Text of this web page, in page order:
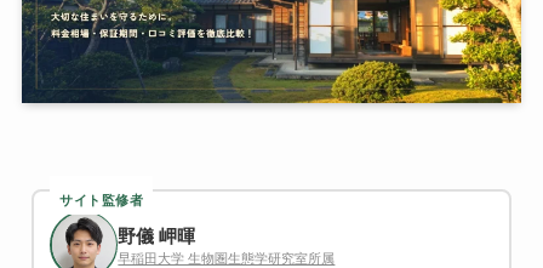
サイト監修者
野儀 岬暉
早稲田大学 生物圏生態学研究室所属